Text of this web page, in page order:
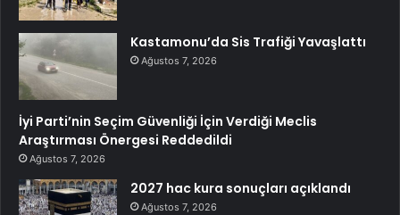
Kastamonu’da Sis Trafiği Yavaşlattı
Ağustos 7, 2026
İyi Parti’nin Seçim Güvenliği İçin Verdiği Meclis
Araştırması Önergesi Reddedildi
Ağustos 7, 2026
2027 hac kura sonuçları açıklandı
Ağustos 7, 2026